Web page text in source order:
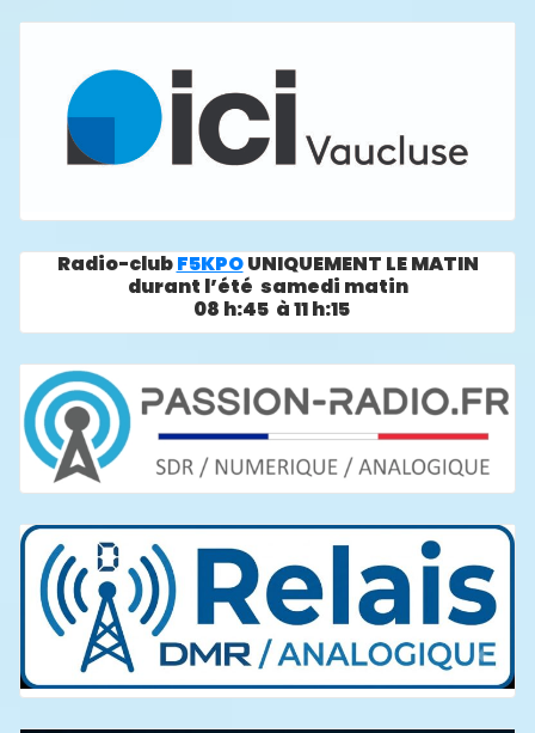
Radio-clubF5KPOUNIQUEMENT LE MATIN
durant l’été samedi matin
08 h:45 à 11 h:15